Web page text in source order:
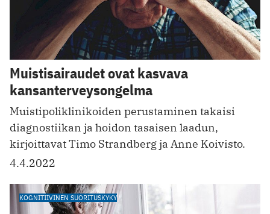
Muistisairaudet ovat kasvava
kansanterveysongelma
Muistipoliklinikoiden perustaminen takaisi
diagnostiikan ja hoidon tasaisen laadun,
kirjoittavat Timo Strandberg ja Anne Koivisto.
4.4.2022
KOGNITIIVINEN SUORITUSKYKY